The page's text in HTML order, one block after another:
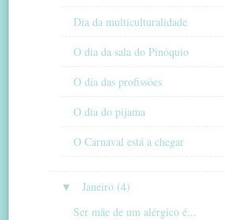
Dia da multiculturalidade
O dia da sala do Pinóquio
O dia das profissões
O dia do pijama
O Carnaval está a chegar
▼
Janeiro (4)
Ser mãe de um alérgico é...